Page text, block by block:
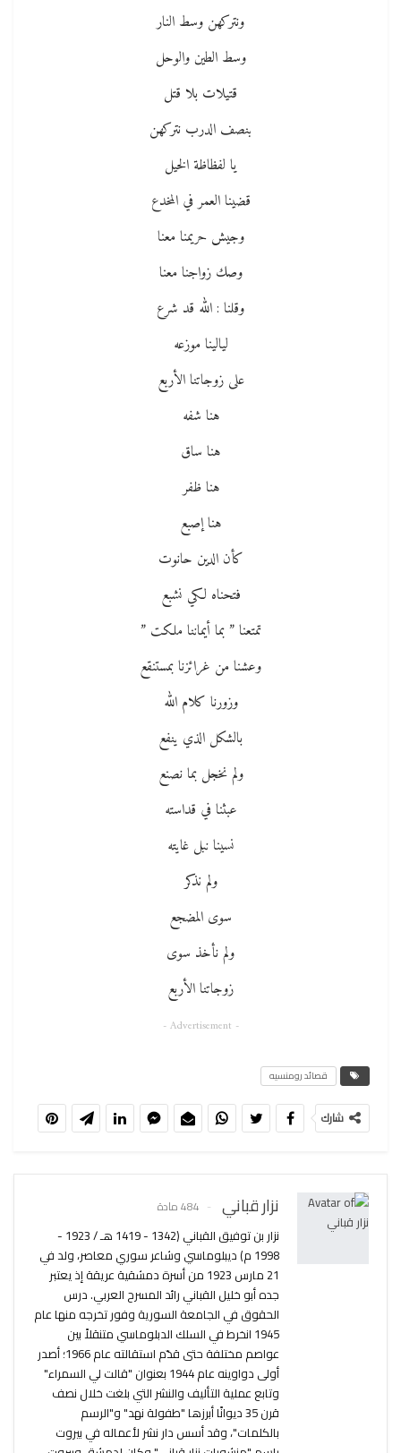
ونتركهن وسط النار
وسط الطين والوحل
قتيلات بلا قتل
بنصف الدرب نتركهن
يا لفظاظة الخيل
قضينا العمر في المخدع
وجيش حريمنا معنا
وصك زواجنا معنا
وقلنا : الله قد شرع
ليالينا موزعه
على زوجاتنا الأربع
هنا شفه
هنا ساق
هنا ظفر
هنا إصبع
كأن الدين حانوت
فتحناه لكي نشبع
تمتعنا ” بما أيماننا ملكت ”
وعشنا من غرائزنا بمستنقع
وزورنا كلام الله
بالشكل الذي ينفع
ولم نخجل بما نصنع
عبثنا في قداسته
نسينا نبل غايته
ولم نذكر
سوى المضجع
ولم نأخذ سوى
زوجاتنا الأربع
- Advertisement -
قصائد رومنسيه
شارك
نزار قباني 484 مادة
نزار بن توفيق القباني (1342 - 1419 هـ / 1923 -
1998 م) ديبلوماسي وشاعر سوري معاصر، ولد في
21 مارس 1923 من أسرة دمشقية عريقة إذ يعتبر
جده أبو خليل القباني رائد المسرح العربي. درس
الحقوق في الجامعة السورية وفور تخرجه منها عام
1945 انخرط في السلك الدبلوماسي متنقلاً بين
عواصم مختلفة حتى قدّم استقالته عام 1966؛ أصدر
أولى دواوينه عام 1944 بعنوان "قالت لي السمراء"
وتابع عملية التأليف والنشر التي بلغت خلال نصف
قرن 35 ديوانًا أبرزها "طفولة نهد" و"الرسم
بالكلمات"، وقد أسس دار نشر لأعماله في بيروت